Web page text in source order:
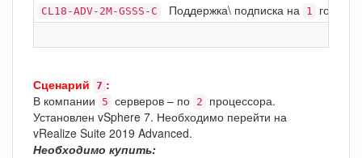
CL18-ADV-2M-GSSS-C Поддержка\ подписка на 1 год
Сценарий 7 :
В компании
5 серверов – по 2
процессора.
Установлен vSphere 7. Необходимо перейти на
vRealize Suite 2019 Advanced.
Необходимо купить: